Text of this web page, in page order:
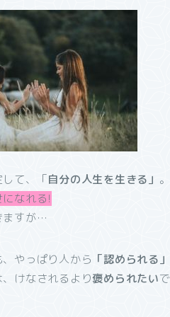
して、「自分の人生を生きる」 。
なれる!
ますが…
やっぱり人から 「認められる」
けなされるより褒められたい